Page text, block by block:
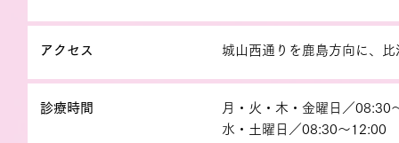
アクセス 城山西通りを鹿島方向に、
診療時間
月・火・木・金曜日／
水・土曜日／08:30～12:00